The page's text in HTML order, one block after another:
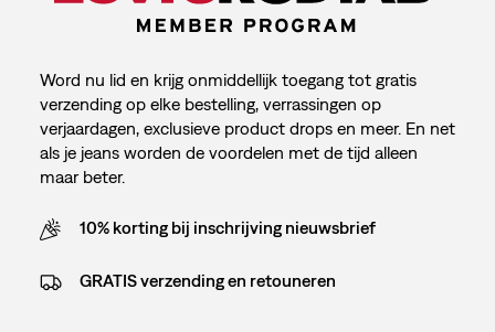
Word nu lid en krijg onmiddellijk toegang tot gratis
verzending op elke bestelling, verrassingen op
verjaardagen, exclusieve product drops en meer. En net
als je jeans worden de voordelen met de tijd alleen
maar beter.
10% korting bij inschrijving nieuwsbrief
GRATIS verzending en retouneren